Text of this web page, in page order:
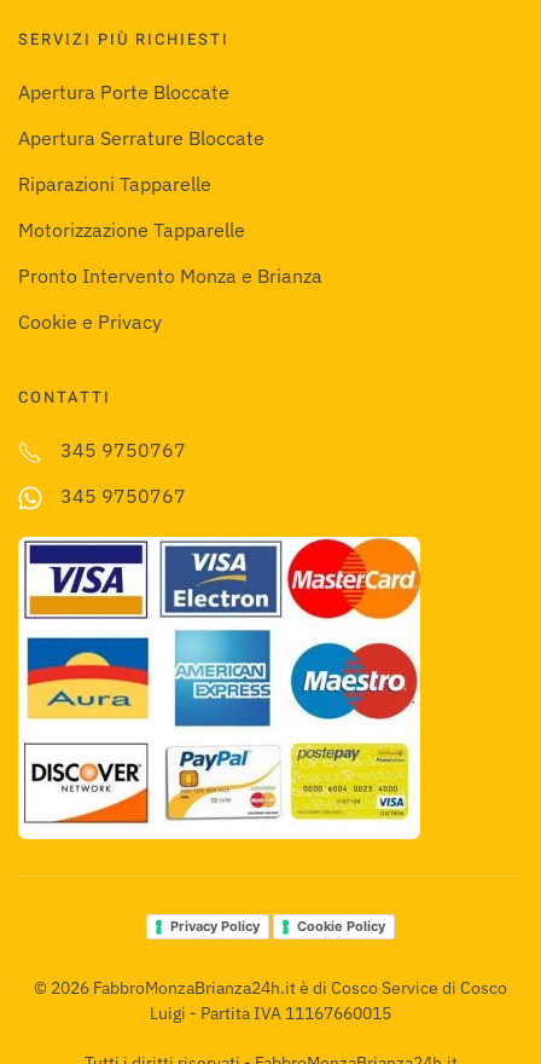
SERVIZI PIÙ RICHIESTI
Apertura Porte Bloccate
Apertura Serrature Bloccate
Riparazioni Tapparelle
Motorizzazione Tapparelle
Pronto Intervento Monza e Brianza
Cookie e Privacy
CONTATTI
345 9750767
345 9750767
Privacy Policy Cookie Policy
© 2026 FabbroMonzaBrianza24h.it è di Cosco Service di Cosco
Luigi - Partita IVA 11167660015